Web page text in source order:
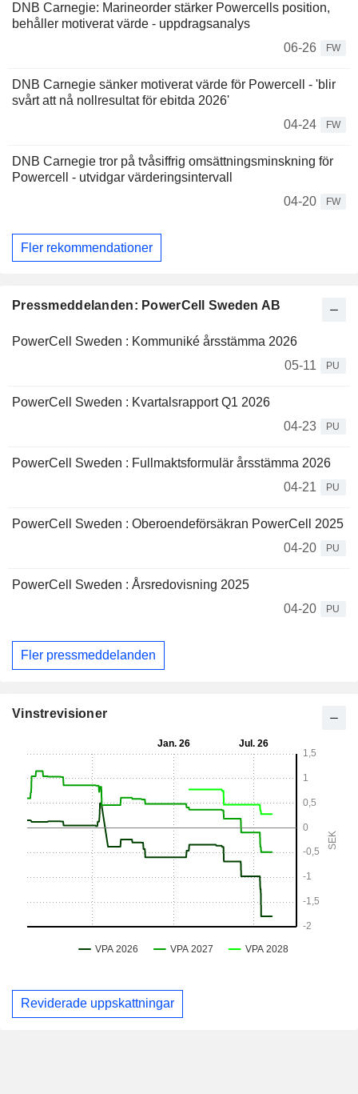
DNB Carnegie: Marineorder stärker Powercells position,
behåller motiverat värde - uppdragsanalys
06-26
FW
DNB Carnegie sänker motiverat värde för Powercell - 'blir
svårt att nå nollresultat för ebitda 2026'
04-24
FW
DNB Carnegie tror på tvåsiffrig omsättningsminskning för
Powercell - utvidgar värderingsintervall
04-20
FW
Fler rekommendationer
Pressmeddelanden: PowerCell Sweden AB
PowerCell Sweden : Kommuniké årsstämma 2026
05-11
PU
PowerCell Sweden : Kvartalsrapport Q1 2026
04-23
PU
PowerCell Sweden : Fullmaktsformulär årsstämma 2026
04-21
PU
PowerCell Sweden : Oberoendeförsäkran PowerCell 2025
04-20
PU
PowerCell Sweden : Årsredovisning 2025
04-20
PU
Fler pressmeddelanden
Vinstrevisioner
Reviderade uppskattningar